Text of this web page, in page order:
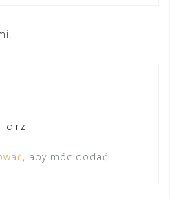
, aby móc dodać